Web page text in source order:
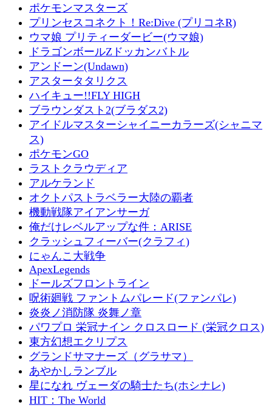
ポケモンマスターズ
プリンセスコネクト！Re:Dive (プリコネR)
ウマ娘 プリティーダービー(ウマ娘)
ドラゴンボールZドッカンバトル
アンドーン(Undawn)
アスタータタリクス
ハイキュー!!FLY HIGH
ブラウンダスト2(ブラダス2)
アイドルマスターシャイニーカラーズ(シャニマ
ス)
ポケモンGO
ラストクラウディア
アルケランド
オクトパストラベラー大陸の覇者
機動戦隊アイアンサーガ
俺だけレベルアップな件：ARISE
クラッシュフィーバー(クラフィ)
にゃんこ大戦争
ApexLegends
ドールズフロントライン
呪術廻戦 ファントムパレード(ファンパレ)
炎炎ノ消防隊 炎舞ノ章
パワプロ 栄冠ナイン クロスロード (栄冠クロス)
東方幻想エクリプス
グランドサマナーズ（グラサマ）
あやかしランブル
星になれ ヴェーダの騎士たち(ホシナレ)
HIT：The World